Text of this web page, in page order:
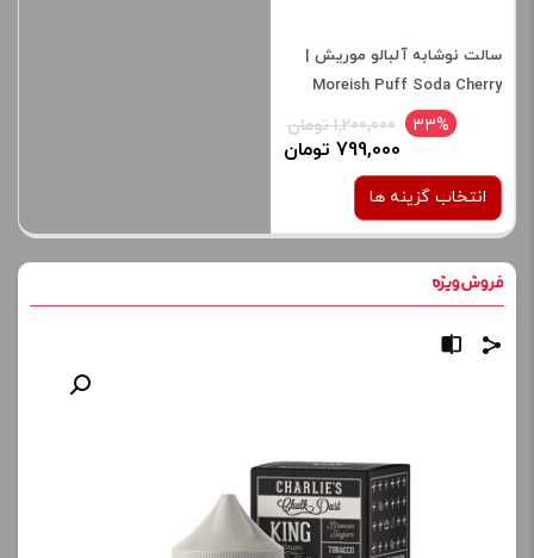
سالت نوشابه آلبالو موریش |
Moreish Puff Soda Cherry
33% 1,200,000 تومان
799,000 تومان
انتخاب گزینه ها
نیکوتین:
نمایش قیمت ، گزینه های
محصول را از کادر بالا انتخاب